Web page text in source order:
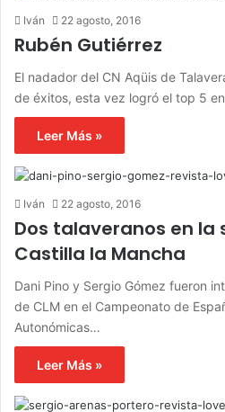
Iván 22 agosto, 2016
Rubén Gutiérrez
El nadador del CN Aqüis de
de éxitos, esta vez logró el top 5
Leer Más »
Iván 22 agosto, 2016
Dos talaveranos en la
Castilla la Mancha
Dani Pino y Sergio Gómez fueron
de CLM en el Campeonato de
Autonómicas…
Leer Más »